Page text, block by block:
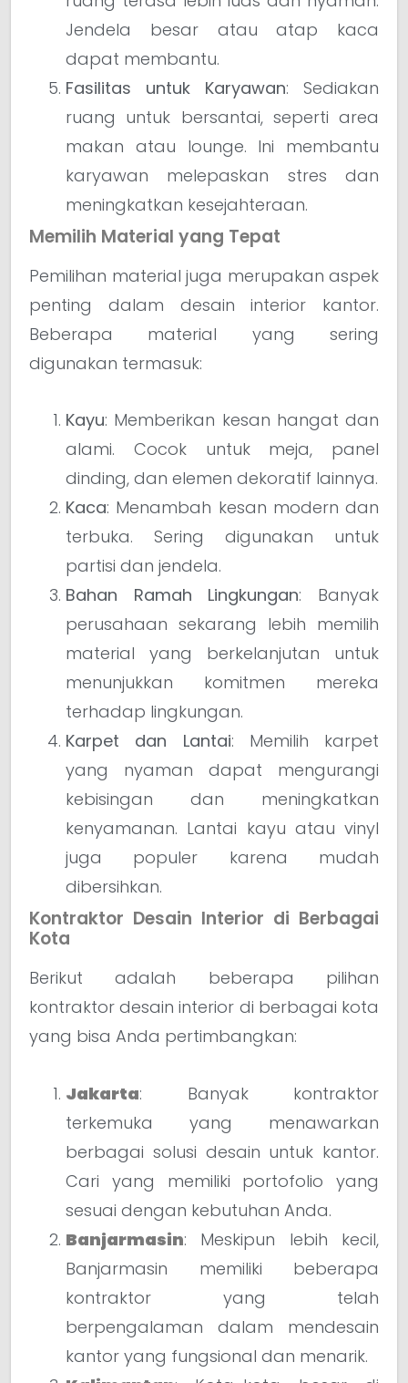
Jendela besar atau atap kaca
dapat membantu.
Fasilitas untuk Karyawan: Sediakan
ruang untuk bersantai, seperti area
makan atau lounge. Ini membantu
karyawan melepaskan stres dan
meningkatkan kesejahteraan.
Memilih Material yang Tepat
Pemilihan material juga merupakan aspek
penting dalam desain interior kantor.
Beberapa material yang sering
digunakan termasuk:
Kayu: Memberikan kesan hangat dan
alami. Cocok untuk meja, panel
dinding, dan elemen dekoratif lainnya.
Kaca: Menambah kesan modern dan
terbuka. Sering digunakan untuk
partisi dan jendela.
Bahan Ramah Lingkungan: Banyak
perusahaan sekarang lebih memilih
material yang berkelanjutan untuk
menunjukkan komitmen mereka
terhadap lingkungan.
Karpet dan Lantai: Memilih karpet
yang nyaman dapat mengurangi
kebisingan dan meningkatkan
kenyamanan. Lantai kayu atau vinyl
juga populer karena mudah
dibersihkan.
Kontraktor Desain Interior di Berbagai
Kota
Berikut adalah beberapa pilihan
kontraktor desain interior di berbagai kota
yang bisa Anda pertimbangkan:
Jakarta: Banyak kontraktor
terkemuka yang menawarkan
berbagai solusi desain untuk kantor.
Cari yang memiliki portofolio yang
sesuai dengan kebutuhan Anda.
Banjarmasin: Meskipun lebih kecil,
Banjarmasin memiliki beberapa
kontraktor yang telah
berpengalaman dalam mendesain
kantor yang fungsional dan menarik.